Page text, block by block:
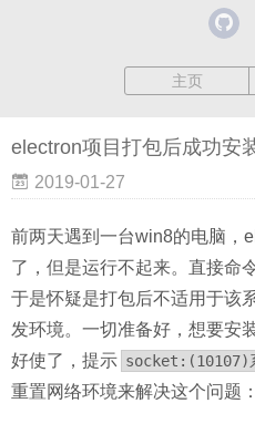
主页
electron项目打包后成功安
2019-01-27
前两天遇到一台win8的电脑，
了，但是运行不起来。直接命
于是怀疑是打包后不适用于该
发环境。一切准备好，想要安
好使了，提示 socket:(10107)
重置网络环境来解决这个问题：